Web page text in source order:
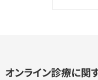
オンライン診療に関